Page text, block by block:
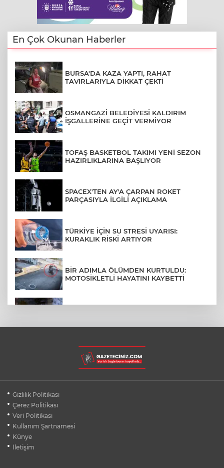
En Çok Okunan Haberler
BURSA'DA KAZA YAPTI, RAHAT
TAVIRLARIYLA DİKKAT ÇEKTİ
OSMANGAZİ BELEDİYESİ KALDIRIM
İŞGALLERİNE GEÇİT VERMİYOR
TOFAŞ BASKETBOL TAKIMI YENİ SEZON
HAZIRLIKLARINA BAŞLIYOR
SPACEX'TEN AY'A ÇARPAN ROKET
PARÇASIYLA İLGİLİ AÇIKLAMA
TÜRKİYE İÇİN SU STRESİ UYARISI:
KURAKLIK RİSKİ ARTIYOR
BİR ADIMLA ÖLÜMDEN KURTULDU:
MOTOSİKLETLİ HAYATINI KAYBETTİ
BURSA ŞEHİR HASTANESİ OTOPARKI
AĞUSTOS AYINDA HİZMETE AÇILIYOR
KÜBRA DENİZCİ KESKİN KUPASINI
Gizlilik Politikası
Çerez Politikası
Veri Politikası
Kullanım Şartnamesi
Künye
İletişim